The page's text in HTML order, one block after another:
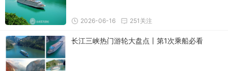
251关注
2026-06-16
长江三峡热门游轮大盘点丨第1次乘船必看